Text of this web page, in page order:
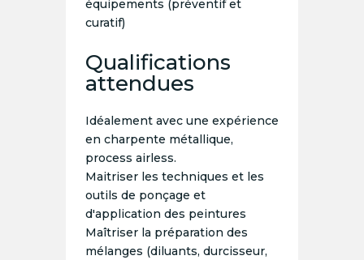
équipements (préventif et
curatif)
Qualifications
attendues
Idéalement avec une expérience
en charpente métallique,
process airless.
Maitriser les techniques et les
outils de ponçage et
d'application des peintures
Maîtriser la préparation des
mélanges (diluants, durcisseur,